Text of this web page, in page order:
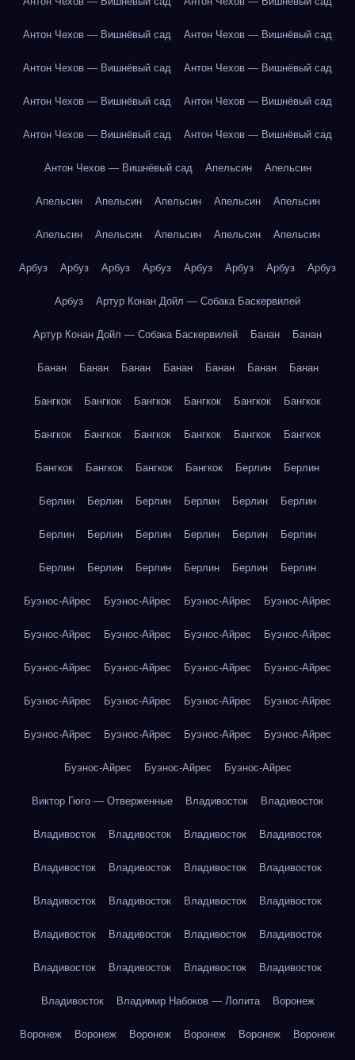
Антон Чехов — Вишнёвый сад Антон Чехов — Вишнёвый сад
Антон Чехов — Вишнёвый сад Антон Чехов — Вишнёвый сад
Антон Чехов — Вишнёвый сад Антон Чехов — Вишнёвый сад
Антон Чехов — Вишнёвый сад Антон Чехов — Вишнёвый сад
Антон Чехов — Вишнёвый сад Апельсин Апельсин
Апельсин Апельсин Апельсин Апельсин Апельсин
Апельсин Апельсин Апельсин Апельсин Апельсин
Арбуз Арбуз Арбуз Арбуз Арбуз Арбуз Арбуз Арбуз
Арбуз Артур Конан Дойл — Собака Баскервилей
Артур Конан Дойл — Собака Баскервилей Банан Банан
Банан Банан Банан Банан Банан Банан Банан
Бангкок Бангкок Бангкок Бангкок Бангкок Бангкок
Бангкок Бангкок Бангкок Бангкок Бангкок Бангкок
Бангкок Бангкок Бангкок Бангкок Берлин Берлин
Берлин Берлин Берлин Берлин Берлин Берлин
Берлин Берлин Берлин Берлин Берлин Берлин
Берлин Берлин Берлин Берлин Берлин Берлин
Буэнос-Айрес Буэнос-Айрес Буэнос-Айрес Буэнос-Айрес
Буэнос-Айрес Буэнос-Айрес Буэнос-Айрес Буэнос-Айрес
Буэнос-Айрес Буэнос-Айрес Буэнос-Айрес Буэнос-Айрес
Буэнос-Айрес Буэнос-Айрес Буэнос-Айрес Буэнос-Айрес
Буэнос-Айрес Буэнос-Айрес Буэнос-Айрес Буэнос-Айрес
Буэнос-Айрес Буэнос-Айрес Буэнос-Айрес
Виктор Гюго — Отверженные Владивосток Владивосток
Владивосток Владивосток Владивосток Владивосток
Владивосток Владивосток Владивосток Владивосток
Владивосток Владивосток Владивосток Владивосток
Владивосток Владивосток Владивосток Владивосток
Владивосток Владивосток Владивосток Владивосток
Владивосток Владимир Набоков — Лолита Воронеж
Воронеж Воронеж Воронеж Воронеж Воронеж Воронеж